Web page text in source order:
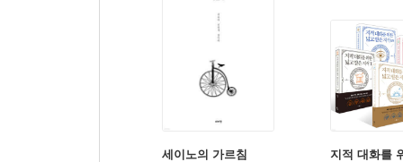
세이노의 가르침
지적 대화를